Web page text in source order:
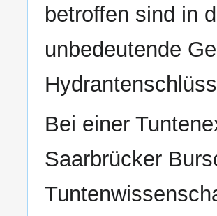
betroffen sind in
unbedeutende
Bei einer
Saarbrücker